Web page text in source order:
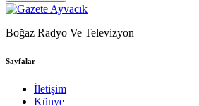
Boğaz Radyo Ve Televizyon
Sayfalar
İletişim
Künye